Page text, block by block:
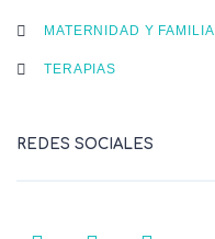
MATERNIDAD Y FAMILIA
TERAPIAS
REDES SOCIALES